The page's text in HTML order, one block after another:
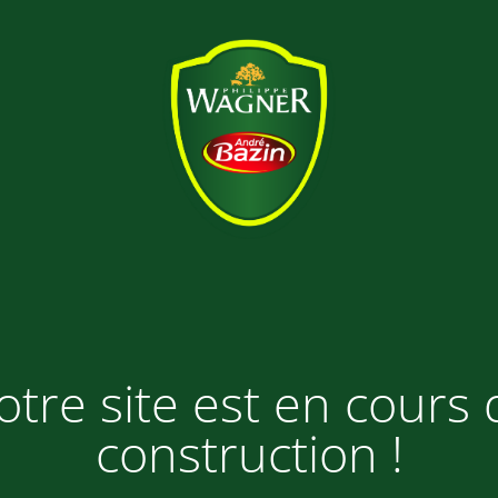
site est en cours
construction !